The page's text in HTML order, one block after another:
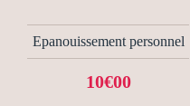
Epanouissement personnel
10€00